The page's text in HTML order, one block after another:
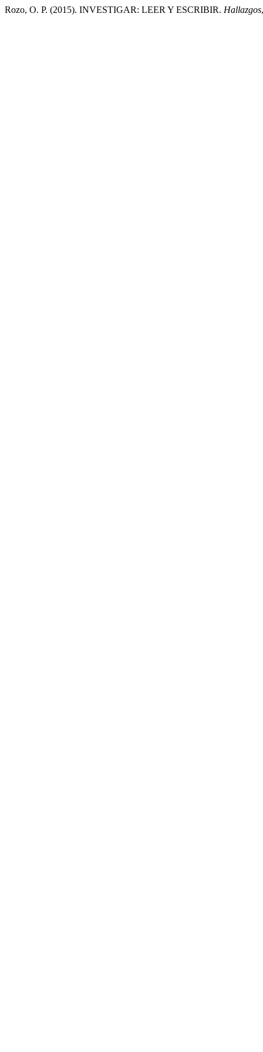
Rozo, O. P. (2015). INVESTIGAR: LEER Y ESCRIBIR. Hallazgos